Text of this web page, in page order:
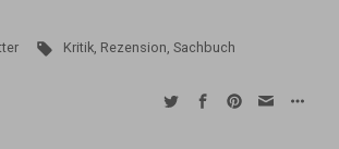
Kritik Rezension ,Sachbuch